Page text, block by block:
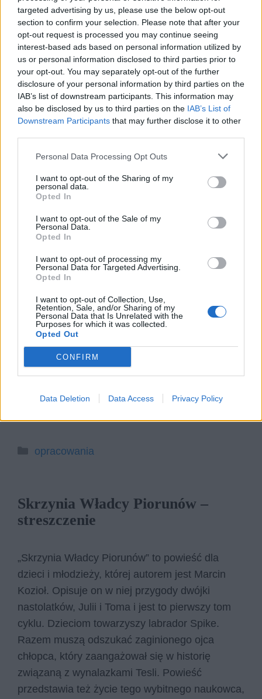
targeted advertising by us, please use the below opt-out
section to confirm your selection. Please note that after your
opt-out request is processed you may continue seeing
interest-based ads based on personal information utilized by
us or personal information disclosed to third parties prior to
your opt-out. You may separately opt-out of the further
disclosure of your personal information by third parties on the
IAB’s list of downstream participants. This information may
also be disclosed by us to third parties on the IAB’s List of
Downstream Participants that may further disclose it to other
Personal Data Processing Opt Outs
I want to opt-out of the Sharing of my
personal data.
Opted In
I want to opt-out of the Sale of my
Personal Data.
Opted In
I want to opt-out of processing my
Personal Data for Targeted Advertising.
Opted In
I want to opt-out of Collection, Use,
Retention, Sale, and/or Sharing of my
Personal Data that Is Unrelated with the
Purposes for which it was collected.
Opted Out
CONFIRM
Data Deletion Data Access Privacy Policy
Marcin Kozioł to autor powieści „Skrzynia
Władcy Piorunów”, którą opublikowano w roku
2014. Jest to też pierwsza część cyklu powieści
przygodowych znanego jako „Detektywi na
kółkach”, który skierowany jest to nieco
starszych dzieci, a także młodzieży. Opowiada
ona o przygodach dwójki młodych bohaterów,
Toma i Julii, a także psiaka dziewczynki, czyli
oni rozmaite przygody i rozwiązują wspólnie
zagadki. Julia jest jedną z głównych postaci w
tej powieści i odgrywa w niej bardzo ważną rolę.
Kategorie
opracowania
Skrzynia Władcy Piorunów – plan
wydarzeń
Wspólna nauka Toma i Julii. Przyznanie się
Toma do synestezji. Zaginięcie ojca Toma.
Porwanie Toma i Spike’a przez dwóch zbirów.
Kategorie
opracowania
Skrzynia Władcy Piorunów –
streszczenie
„Skrzynia Władcy Piorunów” to powieść dla
dzieci i młodzieży, której autorem jest Marcin
Kozioł. Opisuje on w niej przygody dwójki
nastolatków, Julii i Toma i jest to pierwszy tom
cyklu. Dzieciom towarzyszy labrador Spike.
Razem muszą odszukać zaginionego ojca
chłopca, który zaangażował się w historię
związaną z wynalazkami Tesli. Powieść
przedstawia też życie tego wybitnego naukowca,